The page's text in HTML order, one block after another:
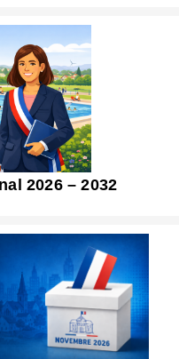
2026 – 2032